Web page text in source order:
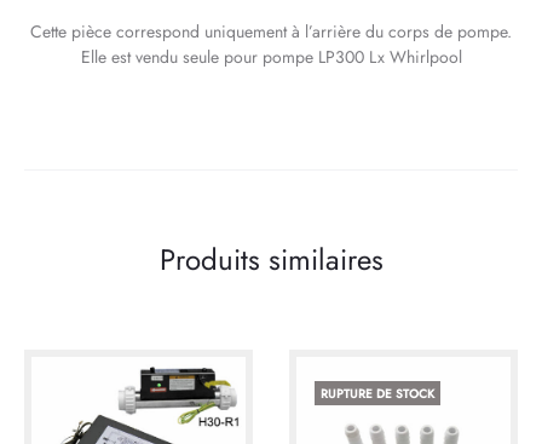
Cette pièce correspond uniquement à l’arrière du corps de pompe.
Elle est vendu seule pour pompe LP300 Lx Whirlpool
Produits similaires
RUPTURE DE STOCK